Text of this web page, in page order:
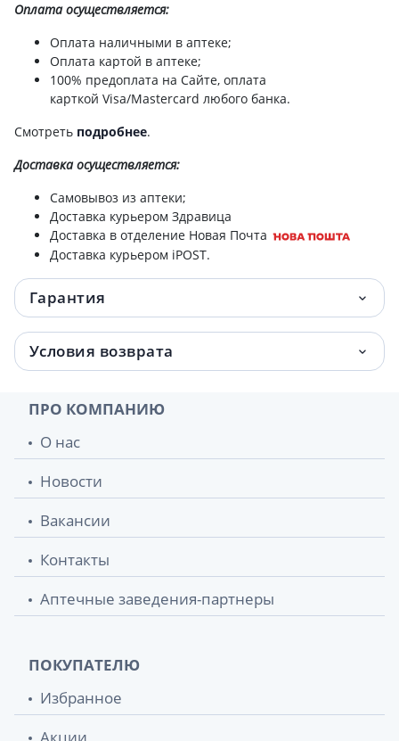
Зеленая аптека крем д/рук лотос/оливка
100мл
Зеленая аптека крем д/рук и ногтей
Зеленая аптека крем д/ног заживл 75мл
Шампунь дегтярный 250мл
Зеленая аптека мыло жидкое алоэ с дозат
465мл
83 грн.
Зеленая аптека мыло жидкое ромашка с
дозат 465мл
83 грн.
Зеленая аптека крем д/лица омолаж
зеленый чай 270г
Зеленая аптека гель д/умывания шалфей
270мл
Зеленая аптека шампунь лопух большой
350мл
87 грн.
Зеленая аптека аптека крем д/лица п/
морщин д/всех типов кожи ростки
глубокоувлаж алоэ 200мл
Оплата осуществляется:
Оплата наличными в аптеке;
Оплата картой в аптеке;
100% предоплата на Сайте, оплата
карткой Visa/Mastercard любого банка.
Смотреть подробнее.
Доставкаосуществляется:
Самовывоз из аптеки;
Доставка курьером Здравица
Доставка в отделение Новая Почта
Доставка курьером iPOST.
Гарантия
Условия возврата
ПРО КОМПАНИЮ
О нас
Новости
Вакансии
Контакты
Аптечные заведения-партнеры
ПОКУПАТЕЛЮ
Избранное
Акции